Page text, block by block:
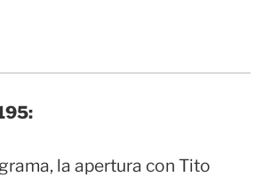
la apertura con Tito